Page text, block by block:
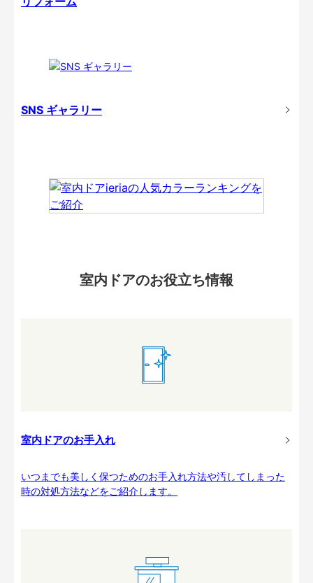
SNS ギャラリー
室内ドアのお役立ち情報
室内ドアのお手入れ
いつまでも美しく保つためのお手入れ方法や汚してしまった
時の対処方法などをご紹介します。